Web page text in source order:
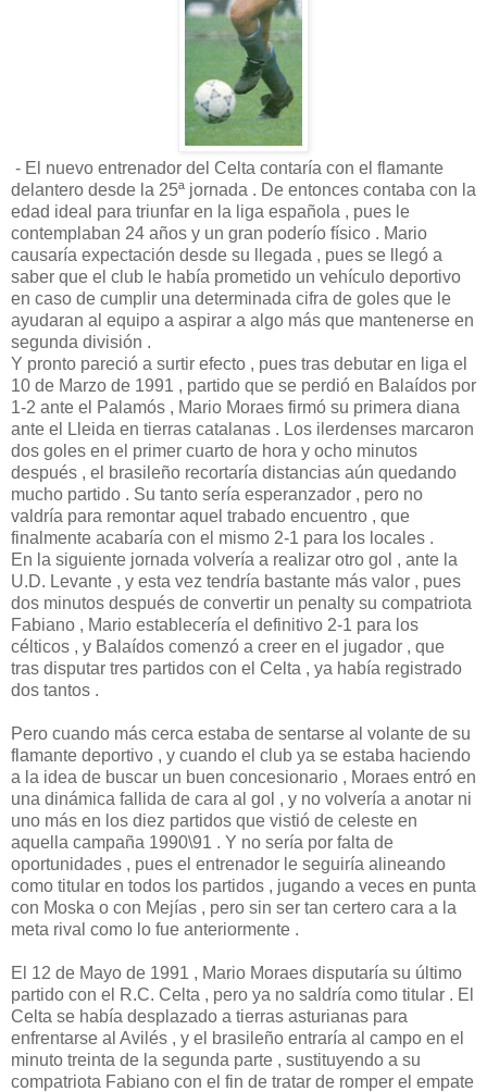
- El nuevo entrenador del Celta contaría con el flamante
delantero desde la 25ª jornada . De entonces contaba con la
edad ideal para triunfar en la liga española , pues le
contemplaban 24 años y un gran poderío físico . Mario
causaría expectación desde su llegada , pues se llegó a
saber que el club le había prometido un vehículo deportivo
en caso de cumplir una determinada cifra de goles que le
ayudaran al equipo a aspirar a algo más que mantenerse en
segunda división .
Y pronto pareció a surtir efecto , pues tras debutar en liga el
10 de Marzo de 1991 , partido que se perdió en Balaídos por
1-2 ante el Palamós , Mario Moraes firmó su primera diana
ante el Lleida en tierras catalanas . Los ilerdenses marcaron
dos goles en el primer cuarto de hora y ocho minutos
después , el brasileño recortaría distancias aún quedando
mucho partido . Su tanto sería esperanzador , pero no
valdría para remontar aquel trabado encuentro , que
finalmente acabaría con el mismo 2-1 para los locales .
En la siguiente jornada volvería a realizar otro gol , ante la
U.D. Levante , y esta vez tendría bastante más valor , pues
dos minutos después de convertir un penalty su compatriota
Fabiano , Mario establecería el definitivo 2-1 para los
célticos , y Balaídos comenzó a creer en el jugador , que
tras disputar tres partidos con el Celta , ya había registrado
dos tantos .
Pero cuando más cerca estaba de sentarse al volante de su
flamante deportivo , y cuando el club ya se estaba haciendo
a la idea de buscar un buen concesionario , Moraes entró en
una dinámica fallida de cara al gol , y no volvería a anotar ni
uno más en los diez partidos que vistió de celeste en
aquella campaña 1990\91 . Y no sería por falta de
oportunidades , pues el entrenador le seguiría alineando
como titular en todos los partidos , jugando a veces en punta
con Moska o con Mejías , pero sin ser tan certero cara a la
meta rival como lo fue anteriormente .
El 12 de Mayo de 1991 , Mario Moraes disputaría su último
partido con el R.C. Celta , pero ya no saldría como titular . El
Celta se había desplazado a tierras asturianas para
enfrentarse al Avilés , y el brasileño entraría al campo en el
minuto treinta de la segunda parte , sustituyendo a su
compatriota Fabiano con el fin de tratar de romper el empate